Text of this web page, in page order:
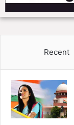
Recent